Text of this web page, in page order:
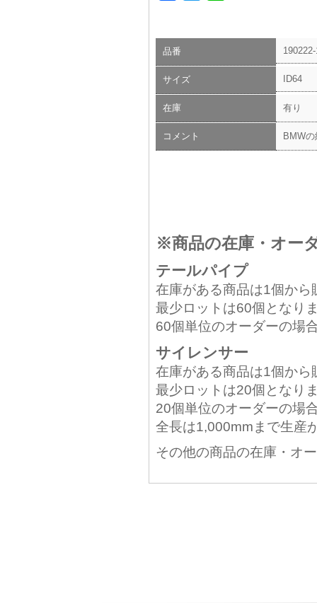
品番 190222-
サイズ ID64
在庫 有り
コメント BMW
※商品の在庫・オー
テールパイプ
在庫がある商品は1個か
最少ロットは60個となり
60個単位のオーダーの場
サイレンサー
在庫がある商品は1個か
最少ロットは20個となり
20個単位のオーダーの場
全長は1,000mmまで生産
その他の商品の在庫・オ